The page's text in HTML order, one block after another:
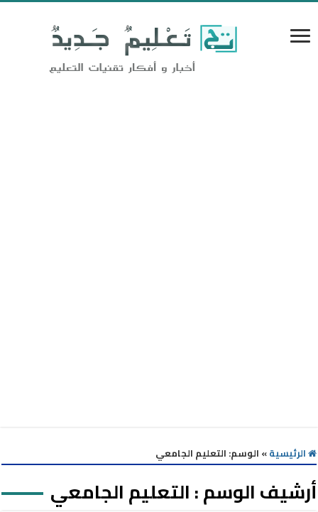
الرئيسية» الوسم: التعليم الجامعي
أرشيف الوسم :التعليم الجامعي